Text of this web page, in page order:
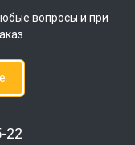
вопросы и при
22